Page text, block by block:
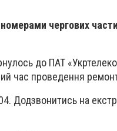
чергових
до ПАТ
час проведення
Додзвонитись на